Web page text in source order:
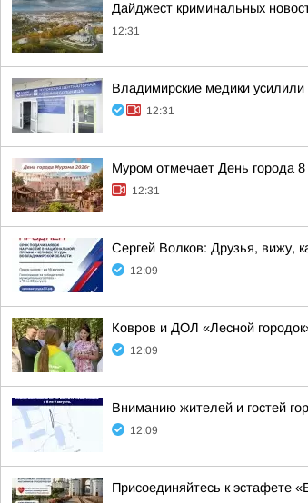
Дайджест криминальных
12:31
Владимирские медики усилили
12:31
Муром отмечает День города 8
12:31
Сергей Волков: Друзья, вижу,
12:09
Ковров и ДОЛ «Лесной
12:09
Вниманию жителей и гостей
12:09
Присоединяйтесь к эстафете